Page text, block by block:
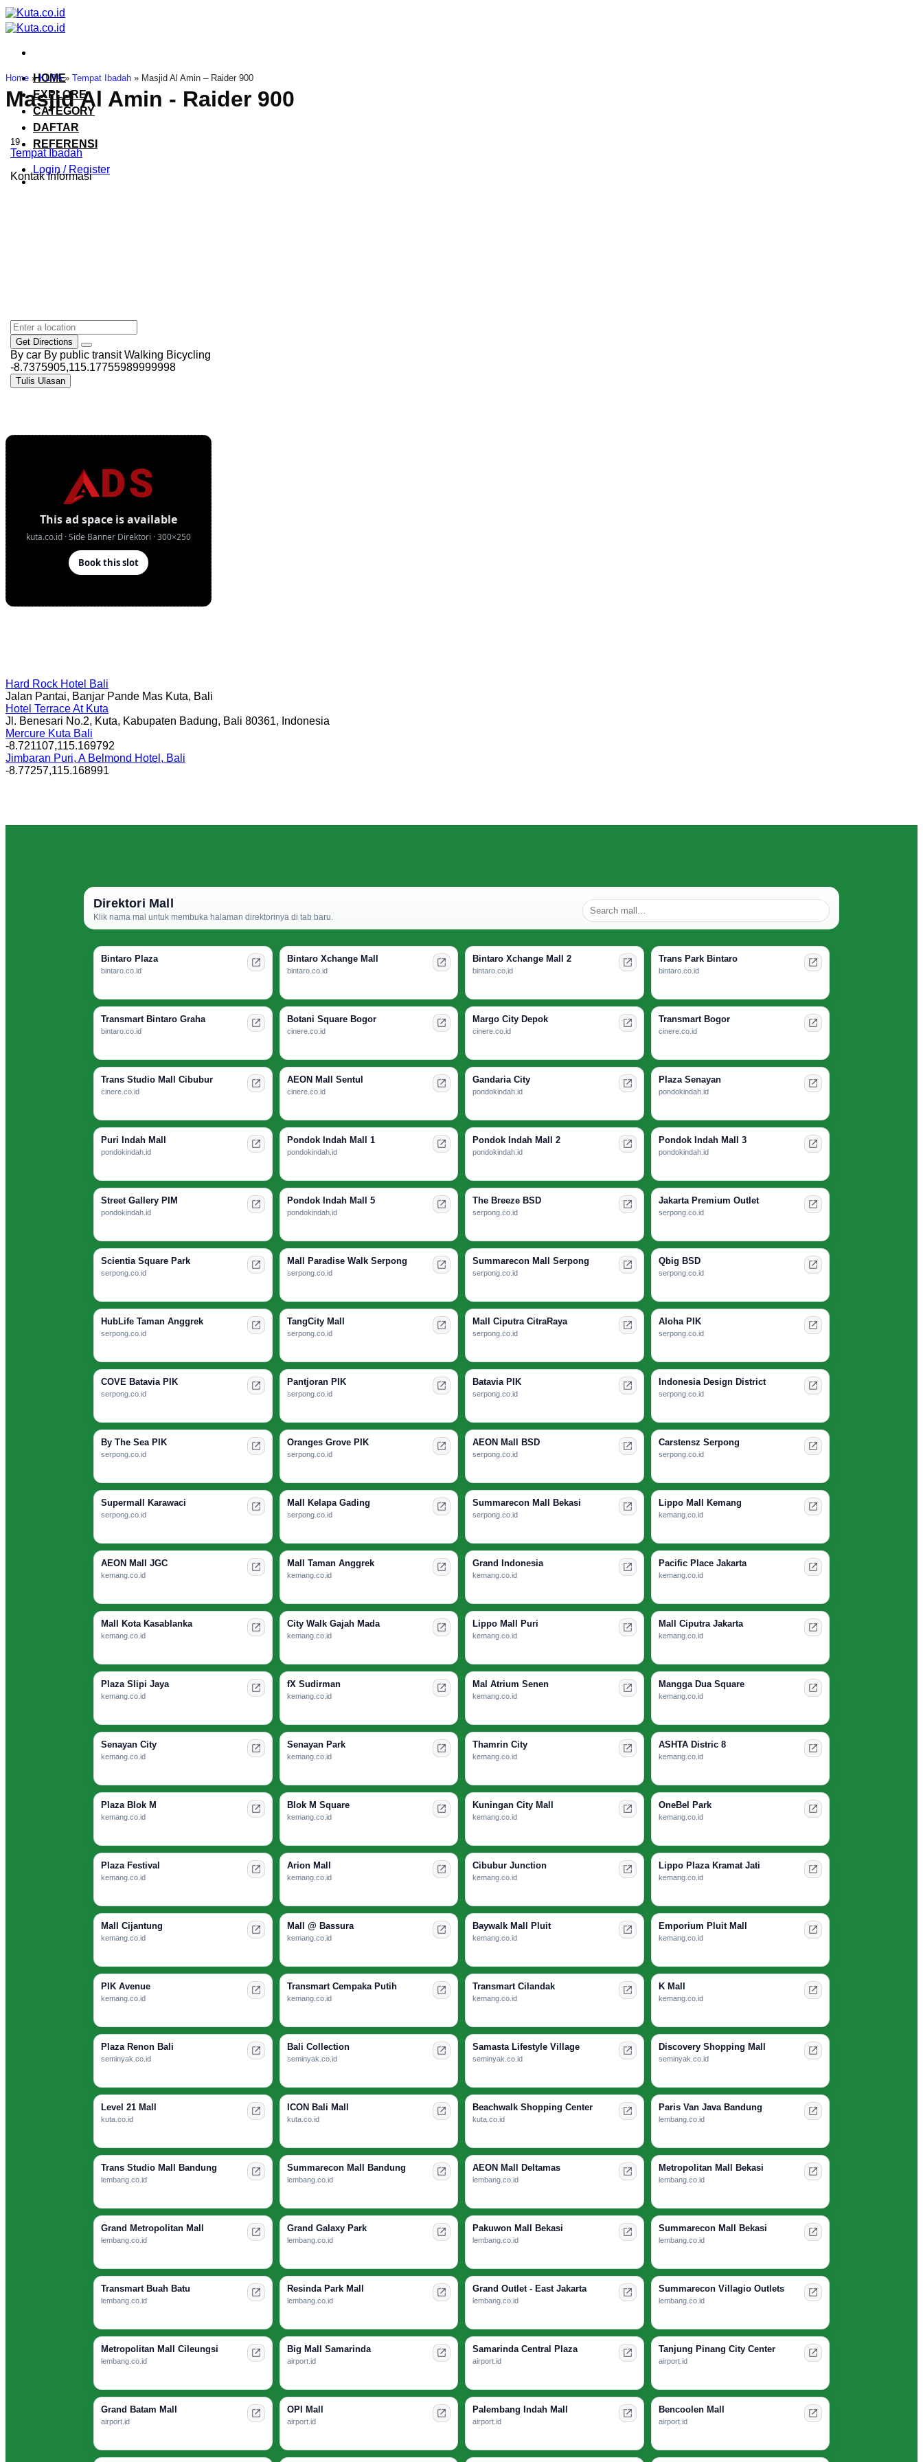
Skip
to
content
HOME
EXPLORE
CATEGORY
DAFTAR
REFERENSI
Login / Register
Home »KUTA» Tempat Ibadah » Masjid Al Amin – Raider 900
Masjid Al Amin - Raider 900
19
Tempat Ibadah
Kontak Informasi
Get Directions
By car By public transit Walking Bicycling
-8.7375905,115.17755989999998
Tulis Ulasan
Hard Rock Hotel Bali
Jalan Pantai, Banjar Pande Mas Kuta, Bali
Hotel Terrace At Kuta
Jl. Benesari No.2, Kuta, Kabupaten Badung, Bali 80361, Indonesia
Mercure Kuta Bali
-8.721107,115.169792
Jimbaran Puri, A Belmond Hotel, Bali
-8.77257,115.168991
Direktori Mall
Klik nama mal untuk membuka halaman direktorinya di tab baru.
Bintaro Plaza
bintaro.co.id
Bintaro Xchange Mall
bintaro.co.id
Bintaro Xchange Mall 2
bintaro.co.id
Trans Park Bintaro
bintaro.co.id
Transmart Bintaro Graha
bintaro.co.id
Botani Square Bogor
cinere.co.id
Margo City Depok
cinere.co.id
Transmart Bogor
cinere.co.id
Trans Studio Mall Cibubur
cinere.co.id
AEON Mall Sentul
cinere.co.id
Gandaria City
pondokindah.id
Plaza Senayan
pondokindah.id
Puri Indah Mall
pondokindah.id
Pondok Indah Mall 1
pondokindah.id
Pondok Indah Mall 2
pondokindah.id
Pondok Indah Mall 3
pondokindah.id
Street Gallery PIM
pondokindah.id
Pondok Indah Mall 5
pondokindah.id
The Breeze BSD
serpong.co.id
Jakarta Premium Outlet
serpong.co.id
Scientia Square Park
serpong.co.id
Mall Paradise Walk Serpong
serpong.co.id
Summarecon Mall Serpong
serpong.co.id
Qbig BSD
serpong.co.id
HubLife Taman Anggrek
serpong.co.id
TangCity Mall
serpong.co.id
Mall Ciputra CitraRaya
serpong.co.id
Aloha PIK
serpong.co.id
COVE Batavia PIK
serpong.co.id
Pantjoran PIK
serpong.co.id
Batavia PIK
serpong.co.id
Indonesia Design District
serpong.co.id
By The Sea PIK
serpong.co.id
Oranges Grove PIK
serpong.co.id
AEON Mall BSD
serpong.co.id
Carstensz Serpong
serpong.co.id
Supermall Karawaci
serpong.co.id
Mall Kelapa Gading
serpong.co.id
Summarecon Mall Bekasi
serpong.co.id
Lippo Mall Kemang
kemang.co.id
AEON Mall JGC
kemang.co.id
Mall Taman Anggrek
kemang.co.id
Grand Indonesia
kemang.co.id
Pacific Place Jakarta
kemang.co.id
Mall Kota Kasablanka
kemang.co.id
City Walk Gajah Mada
kemang.co.id
Lippo Mall Puri
kemang.co.id
Mall Ciputra Jakarta
kemang.co.id
Plaza Slipi Jaya
kemang.co.id
fX Sudirman
kemang.co.id
Mal Atrium Senen
kemang.co.id
Mangga Dua Square
kemang.co.id
Senayan City
kemang.co.id
Senayan Park
kemang.co.id
Thamrin City
kemang.co.id
ASHTA Distric 8
kemang.co.id
Plaza Blok M
kemang.co.id
Blok M Square
kemang.co.id
Kuningan City Mall
kemang.co.id
OneBel Park
kemang.co.id
Plaza Festival
kemang.co.id
Arion Mall
kemang.co.id
Cibubur Junction
kemang.co.id
Lippo Plaza Kramat Jati
kemang.co.id
Mall Cijantung
kemang.co.id
Mall @ Bassura
kemang.co.id
Baywalk Mall Pluit
kemang.co.id
Emporium Pluit Mall
kemang.co.id
PIK Avenue
kemang.co.id
Transmart Cempaka Putih
kemang.co.id
Transmart Cilandak
kemang.co.id
K Mall
kemang.co.id
Plaza Renon Bali
seminyak.co.id
Bali Collection
seminyak.co.id
Samasta Lifestyle Village
seminyak.co.id
Discovery Shopping Mall
seminyak.co.id
Level 21 Mall
kuta.co.id
ICON Bali Mall
kuta.co.id
Beachwalk Shopping Center
kuta.co.id
Paris Van Java Bandung
lembang.co.id
Trans Studio Mall Bandung
lembang.co.id
Summarecon Mall Bandung
lembang.co.id
AEON Mall Deltamas
lembang.co.id
Metropolitan Mall Bekasi
lembang.co.id
Grand Metropolitan Mall
lembang.co.id
Grand Galaxy Park
lembang.co.id
Pakuwon Mall Bekasi
lembang.co.id
Summarecon Mall Bekasi
lembang.co.id
Transmart Buah Batu
lembang.co.id
Resinda Park Mall
lembang.co.id
Grand Outlet - East Jakarta
lembang.co.id
Summarecon Villagio Outlets
lembang.co.id
Metropolitan Mall Cileungsi
lembang.co.id
Big Mall Samarinda
airport.id
Samarinda Central Plaza
airport.id
Tanjung Pinang City Center
airport.id
Grand Batam Mall
airport.id
OPI Mall
airport.id
Palembang Indah Mall
airport.id
Bencoolen Mall
airport.id